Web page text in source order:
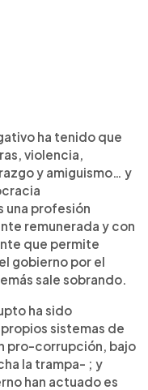
ha tenido que
violencia,
y amiguismo… y
una profesión
remunerada y con
que permite
gobierno por el
sale sobrando.
ha sido
sistemas de
pro-corrupción, bajo
la trampa- ; y
han actuado es